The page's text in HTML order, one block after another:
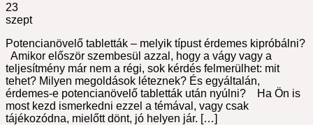
23
szept
Potencianövelő tabletták – melyik típust érdemes kipróbálni?
Amikor először szembesül azzal, hogy a vágy vagy a
teljesítmény már nem a régi, sok kérdés felmerülhet: mit
tehet? Milyen megoldások léteznek? És egyáltalán,
érdemes-e potencianövelő tabletták után nyúlni? Ha Ön is
most kezd ismerkedni ezzel a témával, vagy csak
tájékozódna, mielőtt dönt, jó helyen jár. […]